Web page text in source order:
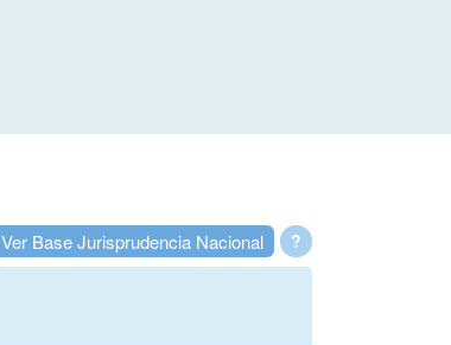
?
Ver Base Jurisprudencia Nacional